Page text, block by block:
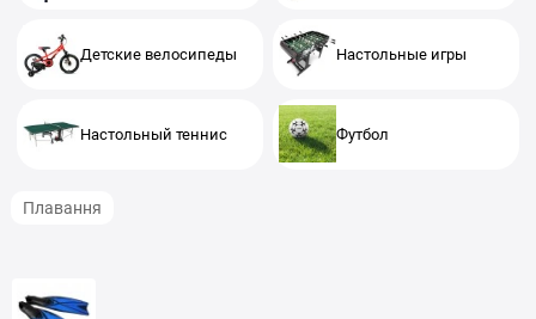
Детские велосипеды Настольные игры
Настольный теннис Футбол
Плавання